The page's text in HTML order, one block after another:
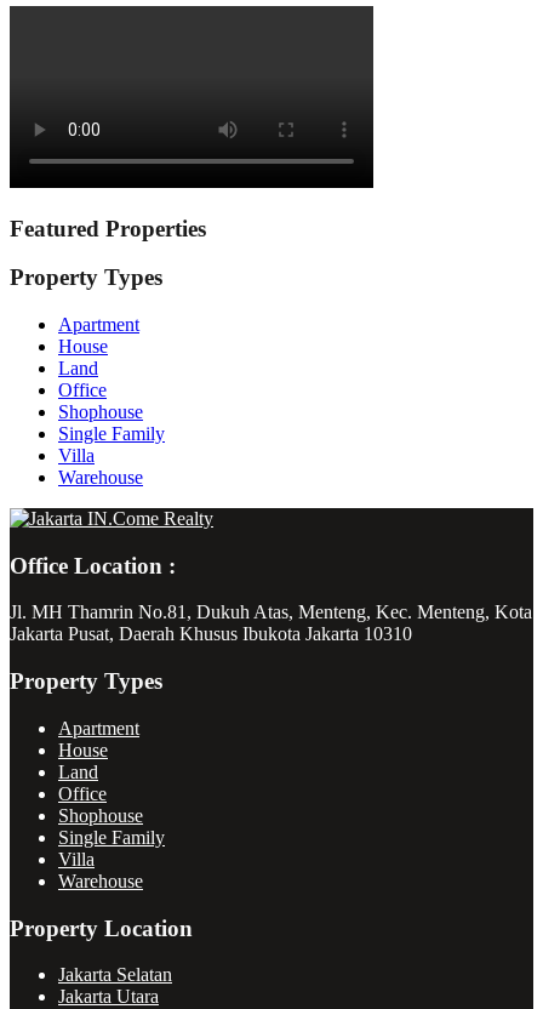
Featured Properties
Property Types
Apartment
House
Land
Office
Shophouse
Single Family
Villa
Warehouse
Office Location :
Jl. MH Thamrin No.81, Dukuh Atas, Menteng, Kec. Menteng, Kota
Jakarta Pusat, Daerah Khusus Ibukota Jakarta 10310
Property Types
Apartment
House
Land
Office
Shophouse
Single Family
Villa
Warehouse
Property Location
Jakarta Selatan
Jakarta Utara